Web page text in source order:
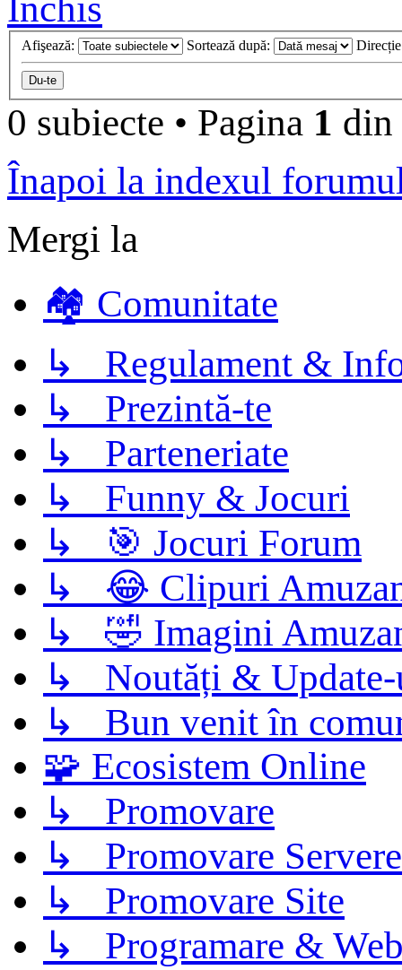
Închis
Afişează: Sortează după:
0 subiecte • Pagina 1 din
Înapoi la indexul
Mergi la
🏘️ Comunitate
↳ Regulament &
↳ Prezintă-te
↳ Parteneriate
↳ Funny & Jocuri
↳ 🎯 Jocuri Forum
↳ 😂 Clipuri
↳ 🤣 Imagini
↳ Noutăți &
↳ Bun venit în
🧩 Ecosistem Online
↳ Promovare
↳ Promovare Servere
↳ Promovare Site
↳ Programare &